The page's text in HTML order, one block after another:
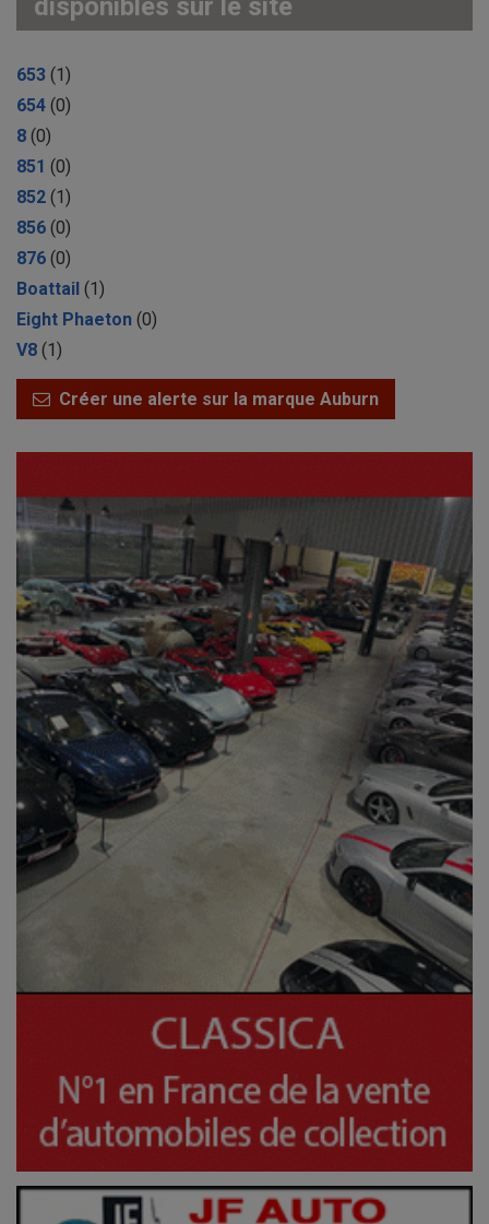
disponibles sur le site
653 (1)
654 (0)
8 (0)
851 (0)
852 (1)
856 (0)
876 (0)
Boattail (1)
Eight Phaeton (0)
V8 (1)
Créer une alerte sur la marque Auburn